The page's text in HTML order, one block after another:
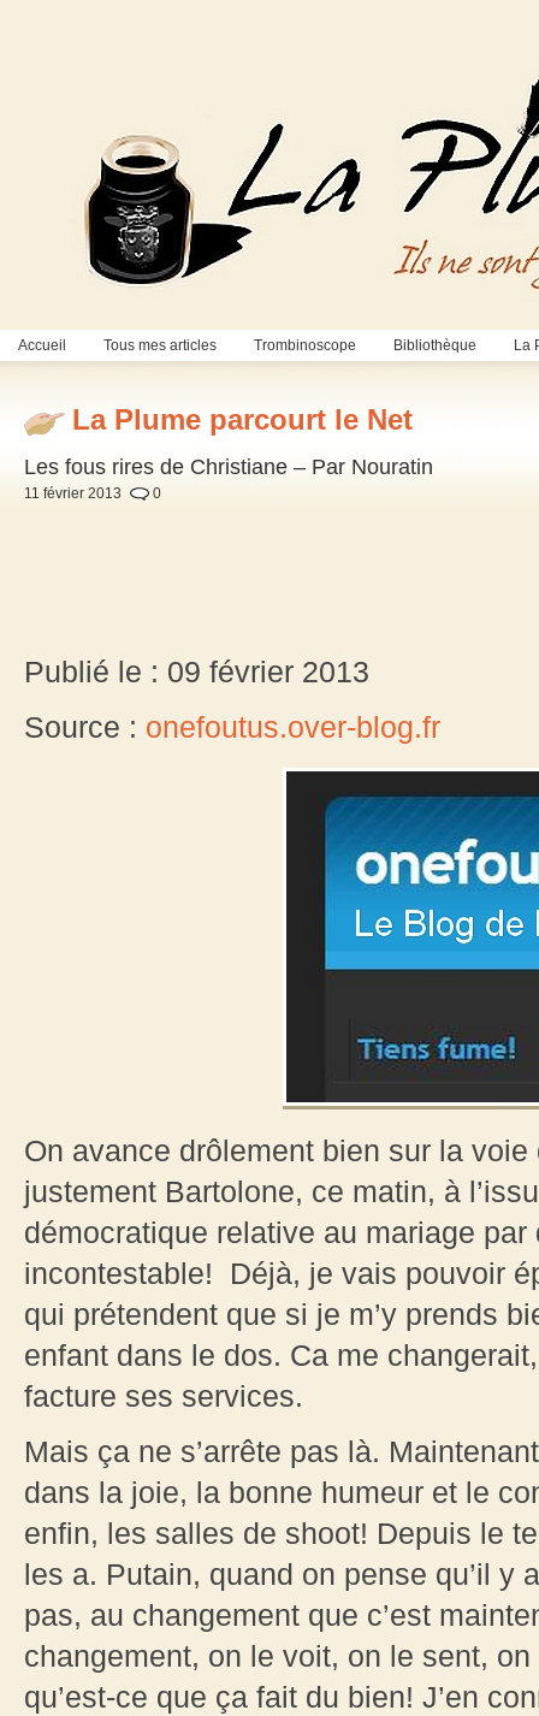
Accueil Tous mes articles Trombinoscope Bibliothèque La
La Plume parcourt le Net
Les fous rires de Christiane – Par Nouratin
11 février 2013 0
Publié le : 09 février 2013
Source : onefoutus.over-blog.fr
On avance drôlement bien sur la
justement Bartolone, ce matin, à
démocratique relative au mariage
incontestable! Déjà, je vais pouvoir
qui prétendent que si je m’y prends
enfant dans le dos. Ca me
facture ses services.
Mais ça ne s’arrête pas là.
dans la joie, la bonne humeur et le
enfin, les salles de shoot! Depuis le
les a. Putain, quand on pense qu’il y
pas, au changement que c’est
changement, on le voit, on le sent,
qu’est-ce que ça fait du bien! J’en